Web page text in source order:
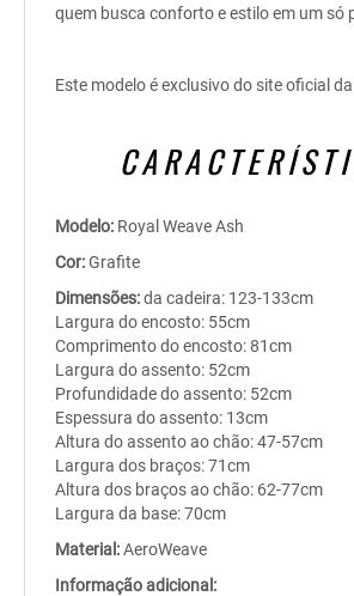
quem busca conforto e estilo em um só
Este modelo é exclusivo do site oficial
Modelo: Royal Weave Ash
Cor:Grafite
Dimensões:da cadeira: 123-133cm
Largura do encosto: 55cm
Comprimento do encosto: 81cm
Largura do assento: 52cm
Profundidade do assento: 52cm
Espessura do assento: 13cm
Altura do assento ao chão: 47-57cm
Largura dos braços: 71cm
Altura dos braços ao chão: 62-77cm
Largura da base: 70cm
Material:AeroWeave
Informação adicional: